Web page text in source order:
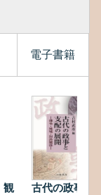
電子書籍
観
古代の政事と